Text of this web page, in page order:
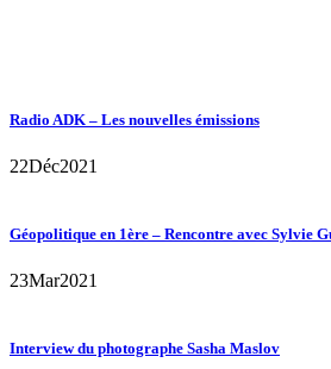
Radio ADK – Les nouvelles émissions
22Déc2021
Géopolitique en 1ère – Rencontre avec Sylvie
23Mar2021
Interview du photographe Sasha Maslov